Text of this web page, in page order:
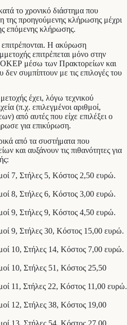
το χρονικό διάστημα που
της προηγούμενης κλήρωσης μέχρι
επόμενης κλήρωσης.
Η ακύρωση
επιτρέπεται μόνο στην
μέσω των Πρακτορείων και
δεν συμπίπτουν με τις επιλογές του
έχει, λόγω τεχνικού
(π.χ. επιλεγμένοι αριθμοί,
από αυτές που είχε επιλέξει ο
για επικύρωση.
από τα συστήματα που
και αυξάνουν τις πιθανότητες για
7, Στήλες 5, Κόστος 2,50 ευρώ.
8, Στήλες 6, Κόστος 3,00 ευρώ.
9, Στήλες 9, Κόστος 4,50 ευρώ.
9, Στήλες 30, Κόστος 15,00 ευρώ.
10, Στήλες 14, Κόστος 7,00 ευρώ.
10, Στήλες 51, Κόστος 25,50
11, Στήλες 22, Κόστος 11,00 ευρώ.
12, Στήλες 38, Κόστος 19,00
13, Στήλες 54, Κόστος 27,00